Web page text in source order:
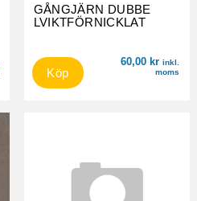
GÅNGJÄRN DUBBE
LVIKTFÖRNICKLAT
60,00 kr inkl.
moms
Köp